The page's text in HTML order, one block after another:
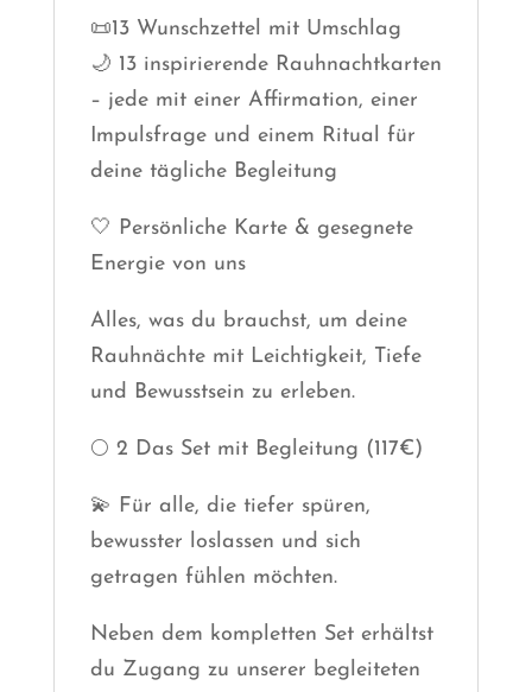
📜13 Wunschzettel mit Umschlag
🌙 13 inspirierende Rauhnachtkarten
– jede mit einer Affirmation, einer
Impulsfrage und einem Ritual für
deine tägliche Begleitung
🤍 Persönliche Karte & gesegnete
Energie von uns
Alles, was du brauchst, um deine
Rauhnächte mit Leichtigkeit, Tiefe
und Bewusstsein zu erleben.
🌕 2 Das Set mit Begleitung (117€)
💫 Für alle, die tiefer spüren,
bewusster loslassen und sich
getragen fühlen möchten.
Neben dem kompletten Set erhältst
du Zugang zu unserer begleiteten